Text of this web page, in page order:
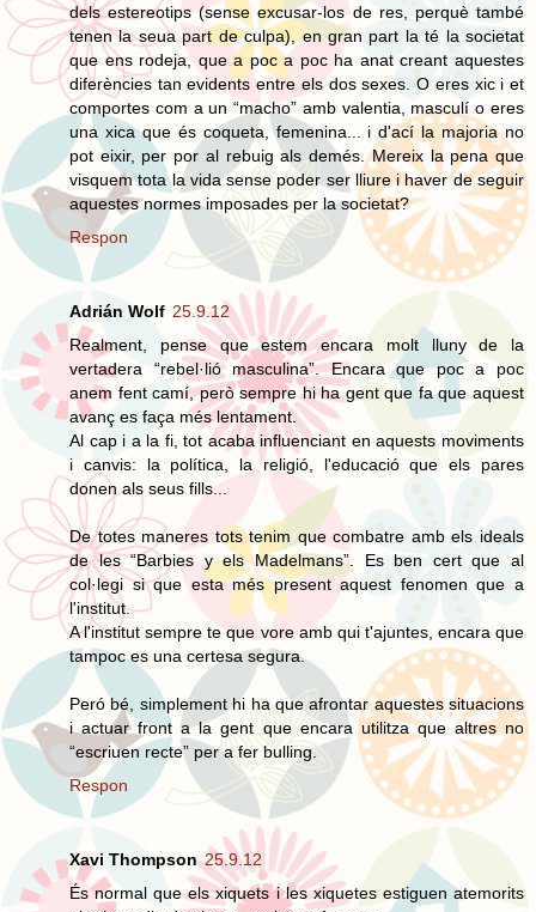
dels estereotips (sense excusar-los de res, perquè també
tenen la seua part de culpa), en gran part la té la societat
que ens rodeja, que a poc a poc ha anat creant aquestes
diferències tan evidents entre els dos sexes. O eres xic i et
comportes com a un “macho” amb valentia, masculí o eres
una xica que és coqueta, femenina... i d'ací la majoria no
pot eixir, per por al rebuig als demés. Mereix la pena que
visquem tota la vida sense poder ser lliure i haver de seguir
aquestes normes imposades per la societat?
Respon
Adrián Wolf 25.9.12
Realment, pense que estem encara molt lluny de la
vertadera “rebel·lió masculina”. Encara que poc a poc
anem fent camí, però sempre hi ha gent que fa que aquest
avanç es faça més lentament.
Al cap i a la fi, tot acaba influenciant en aquests moviments
i canvis: la política, la religió, l'educació que els pares
donen als seus fills...
De totes maneres tots tenim que combatre amb els ideals
de les “Barbies y els Madelmans”. Es ben cert que al
col·legi si que esta més present aquest fenomen que a
l'institut.
A l'institut sempre te que vore amb qui t'ajuntes, encara que
tampoc es una certesa segura.
Peró bé, simplement hi ha que afrontar aquestes situacions
i actuar front a la gent que encara utilitza que altres no
“escriuen recte” per a fer bulling.
Respon
Xavi Thompson 25.9.12
És normal que els xiquets i les xiquetes estiguen atemorits